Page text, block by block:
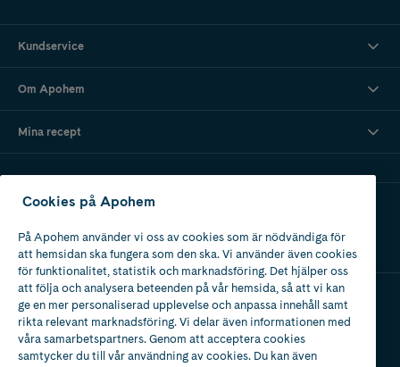
Kundservice
Om Apohem
Mina recept
Ladda ner vår app
Apotek med tillstånd
av Läkemedelsverket
Cookies på Apohem
På Apohem använder vi oss av cookies som är nödvändiga för
att hemsidan ska fungera som den ska. Vi använder även cookies
för funktionalitet, statistik och marknadsföring. Det hjälper oss
att följa och analysera beteenden på vår hemsida, så att vi kan
ge en mer personaliserad upplevelse och anpassa innehåll samt
rikta relevant marknadsföring. Vi delar även informationen med
våra samarbetspartners. Genom att acceptera cookies
samtycker du till vår användning av cookies. Du kan även